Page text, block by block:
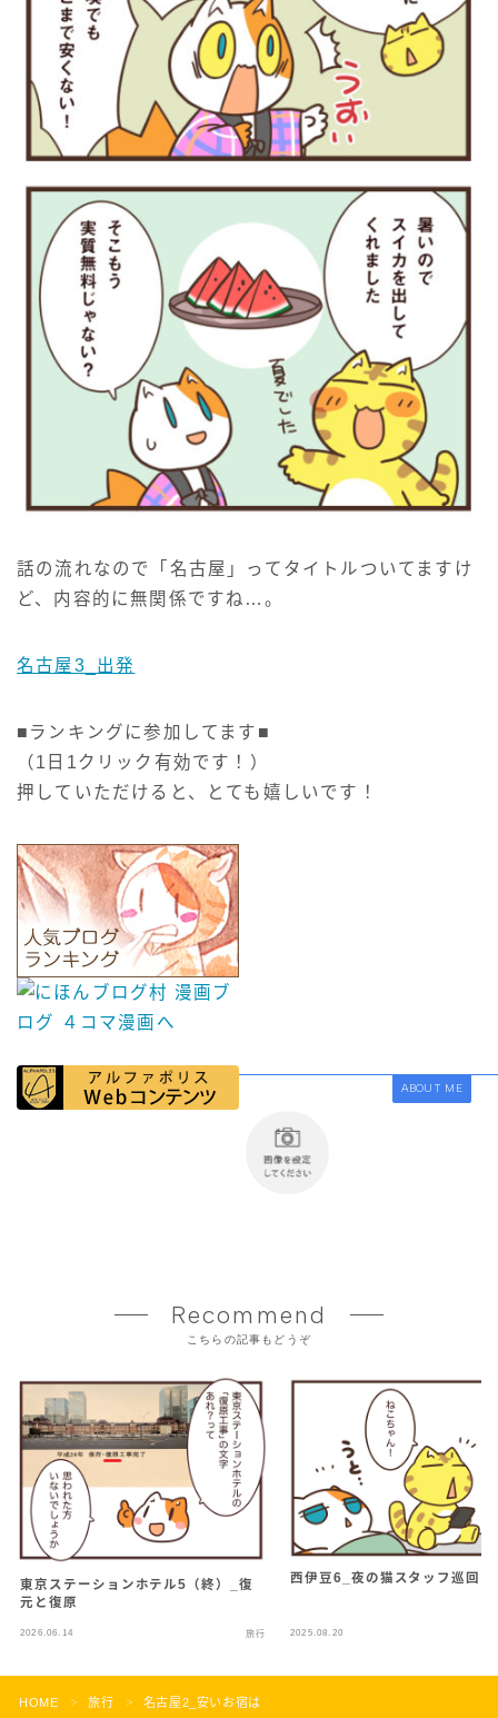
話の流れなので「名古屋」ってタイトルついてますけ
ど、内容的に無関係ですね…。
名古屋3_出発
■ランキングに参加してます■
（1日1クリック有効です！）
押していただけると、とても嬉しいです！
ABOUT ME
Recommend
こちらの記事もどうぞ
東京ステーションホテル5（終）_復
元と復原
2026.06.14 旅行
西伊豆6_夜の猫スタッフ巡回
2025.08.20
HOME ＞ 旅行 ＞ 名古屋2_安いお宿は